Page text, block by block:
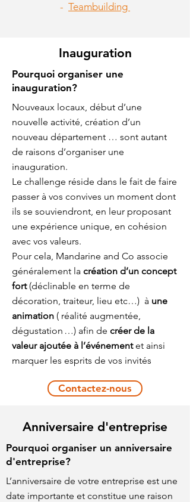
- Teambuilding
Inauguration
Pourquoi organiser une
inauguration?
Nouveaux locaux, début d’une
nouvelle activité, création d’un
nouveau département … sont autant
de raisons d’organiser une
inauguration.
Le challenge réside dans le fait de faire
passer à vos convives un moment dont
ils se souviendront, en leur proposant
une expérience unique, en cohésion
avec vos valeurs.
Pour cela, Mandarine and Co associe
généralement la création d’un concept
fort(déclinable en terme de
décoration, traiteur, lieu etc…) à une
animation ( réalité augmentée,
dégustation …) afin de créer de la
valeur ajoutée à l’événementet ainsi
marquer les esprits de vos invités
Contactez-nous
Anniversaire d'entreprise
Pourquoi organiser un anniversaire
d'entreprise?
L’anniversaire de votre entreprise est une
date importante et constitue une raison